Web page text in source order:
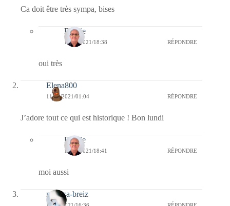
Ca doit être très sympa, bises
Bernie
11/10/2021/18:38 RÉPONDRE
oui très
Elena800
11/10/2021/01:04 RÉPONDRE
J’adore tout ce qui est historique ! Bon lundi
Bernie
11/10/2021/18:41 RÉPONDRE
moi aussi
monica-breiz